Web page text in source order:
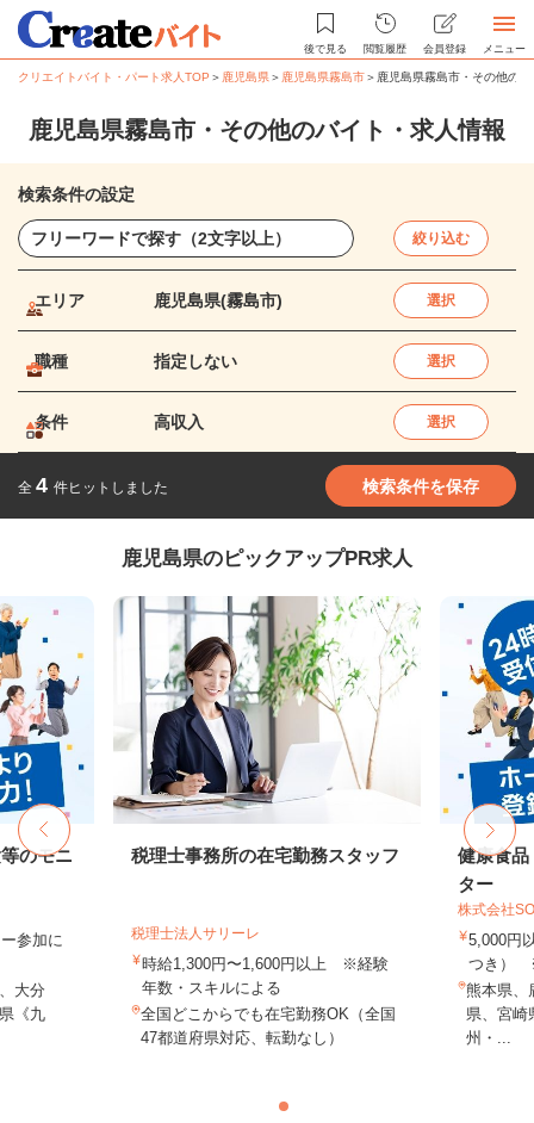
後で見る 閲覧履歴 会員登録 メニュー
クリエイトバイト・パート求人TOP ＞ 鹿児島県＞ 鹿児島県霧島市＞ 鹿児島県霧島市・その他の
鹿児島県霧島市・その他のバイト・求人情報
検索条件の設定
絞り込む
エリア 鹿児島県(霧島市) 選択
職種 指定しない 選択
条件 高収入 選択
全 4 件ヒットしました 検索条件を保存
鹿児島県のピックアップPR求人
のモニ
参加に
大分
《九
税理士事務所の在宅勤務スタッフ
税理士法人サリーレ
時給1,300円〜1,600円以上 ※経験
年数・スキルによる
全国どこからでも在宅勤務OK（全国
47都道府県対応、転勤なし）
健康食品
ター
株式会社
5,000円
つき）
熊本県、
県、宮崎
州・...